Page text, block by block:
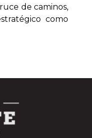
de caminos,
como